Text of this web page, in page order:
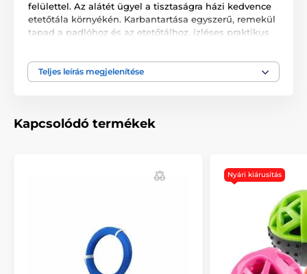
felülettel. Az alátét ügyel a tisztaságra házi kedvence
etetőtála környékén. Karbantartása egyszerű, remekül
tapad a padlóhoz és az etetőtálhoz, ízléses praktikus
Teljes leírás megjelenítése
Kapcsolódó termékek
Nyári kiárusítás